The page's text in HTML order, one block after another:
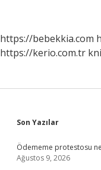
https://bebekkia.com
https://kerio.com.tr
Sidebar
Son Yazılar
Ödememe protestosu
Ağustos 9, 2026